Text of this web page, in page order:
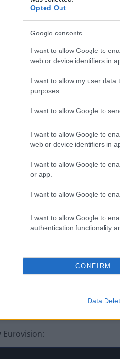
Opted Out
Google consents
I want to allow Google to
web or device identifiers in
I want to allow my user data
purposes.
I want to allow Google to
I want to allow Google to
web or device identifiers in
I want to allow Google to
or app.
I want to allow Google to
I want to allow Google to
authentication functionality
CONFIRM
Data
από το χρήστη SLIMANE
Eurovision: